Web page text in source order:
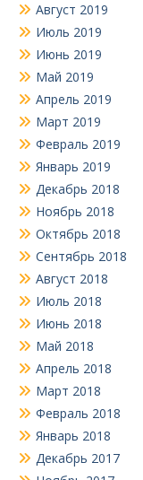
Август 2019
Июль 2019
Июнь 2019
Май 2019
Апрель 2019
Март 2019
Февраль 2019
Январь 2019
Декабрь 2018
Ноябрь 2018
Октябрь 2018
Сентябрь 2018
Август 2018
Июль 2018
Июнь 2018
Май 2018
Апрель 2018
Март 2018
Февраль 2018
Январь 2018
Декабрь 2017